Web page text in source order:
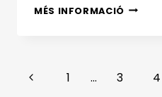
MÉS INFORMACIÓBON
Navegació
Pàgina
1 … 3 4